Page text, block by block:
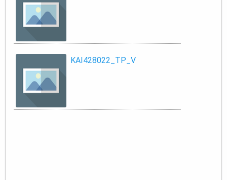
KAI428022_TP_V